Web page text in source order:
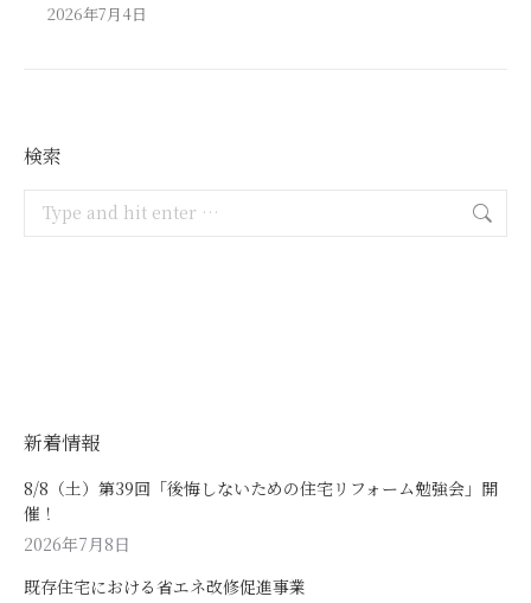
2026年7月4日
検索
新着情報
8/8（土）第39回「後悔しないための住宅リフォーム勉強会」開
催！
2026年7月8日
既存住宅における省エネ改修促進事業